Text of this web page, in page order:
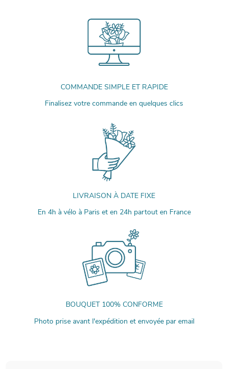
COMMANDE SIMPLE ET RAPIDE
Finalisez votre commande en quelques clics
LIVRAISON À DATE FIXE
En 4h à vélo à Paris et en 24h partout en France
BOUQUET 100% CONFORME
Photo prise avant l'expédition et envoyée par email